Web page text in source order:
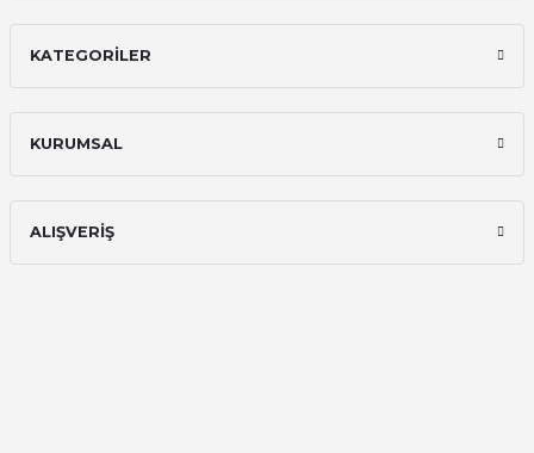
İlk defa alışveriş yaptım ve gayet
KATEGORİLER
KURUMSAL
ALIŞVERİŞ